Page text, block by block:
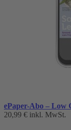
ePaper-Abo – Low
20,99 € inkl. MwSt.